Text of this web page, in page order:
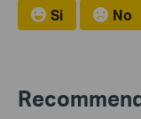
Si No